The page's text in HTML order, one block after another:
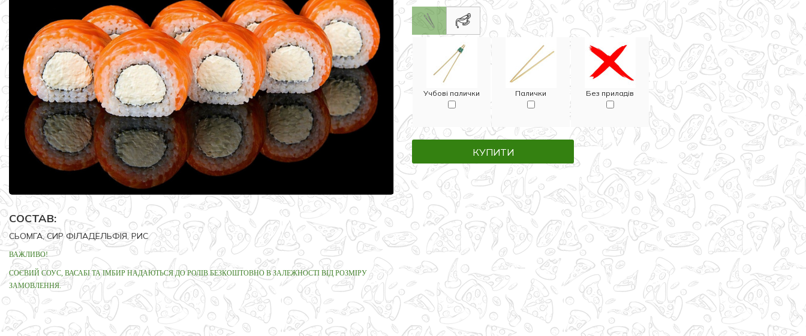
СОСТАВ:
СЬОМГА, СИР ФІЛАДЕЛЬФІЯ, РИС
ВАЖЛИВО!
СОЄВИЙ СОУС, ВАСАБІ ТА ІМБИР НАДАЮТЬСЯ ДО РОЛІВ БЕЗКОШТОВНО В ЗАЛЕЖНОСТІ ВІД РОЗМІРУ
ЗАМОВЛЕННЯ.
Учбові палички Палички Без приладів
КУПИТИ